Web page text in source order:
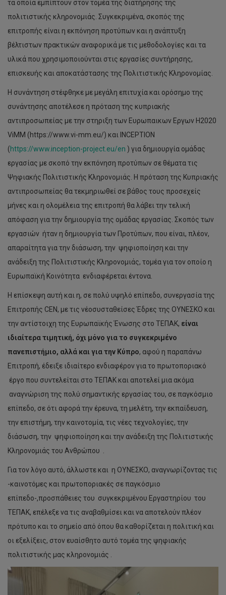
τα οποία εμπίπτουν στον τομέα της διατήρησης της
πολιτιστικής κληρονομιάς. Συγκεκριμένα, σκοπός της
επιτροπής είναι η εκπόνηση προτύπων και η ανάπτυξη
βέλτιστων πρακτικών αναφορικά με τις μεθοδολογίες και τα
υλικά που χρησιμοποιούνται στις εργασίες συντήρησης,
επισκευής και αποκατάστασης της Πολιτιστικής Κληρονομίας.
H συνάντηση στέφθηκε με μεγάλη επιτυχία και ορόσημο της
συνάντησης αποτέλεσε η πρόταση της κυπριακής
αντιπροσωπείας με την στηριξη των Ευρωπαικων Εργων H2020
ViMM (https://www.vi-mm.eu/) και INCEPTION
(https://www.inception-project.eu/en ) για δημιουργία ομάδας
εργασίας με σκοπό την εκπόνηση προτύπων σε θέματα τις
Ψηφιακής Πολιτιστικής Κληρονομιάς. Η πρόταση της Κυπριακής
αντιπροσωπείας θα τεκμηριωθεί σε βάθος τους προσεχείς
μήνες και η ολομέλεια της επιτροπή θα λάβει την τελική
απόφαση για την δημιουργία της ομάδας εργασίας. Σκοπός των
εργασιών ήταν η δημιουργία των Προτύπων, που είναι, πλέον,
απαραίτητα για την διάσωση, την ψηφιοποίηση και την
ανάδειξη της Πολιτιστικής Κληρονομιάς, τομέα για τον οποίο η
Ευρωπαϊκή Κοινότητα ενδιαφέρεται έντονα.
Η επίσκεψη αυτή και η, σε πολύ υψηλό επίπεδο, συνεργασία της
Επιτροπής CEN, με τις νέοσυσταθείσες Έδρες της ΟΥΝΕΣΚΟ και
την αντίστοιχη της Ευρωπαϊκής Ένωσης στο ΤΕΠΑΚ, είναι
ιδιαίτερα τιμητική, όχι μόνο για το συγκεκριμένο
πανεπιστήμιο, αλλά και για την Κύπρο, αφού η παραπάνω
Επιτροπή, έδειξε ιδιαίτερο ενδιαφέρον για το πρωτοποριακό
έργο που συντελείται στο ΤΕΠΑΚ και αποτελεί μια ακόμα
αναγνώριση της πολύ σημαντικής εργασίας του, σε παγκόσμιο
επίπεδο, σε ότι αφορά την έρευνα, τη μελέτη, την εκπαίδευση,
την επιστήμη, την καινοτομία, τις νέες τεχνολογίες, την
διάσωση, την ψηφιοποίηση και την ανάδειξη της Πολιτιστικής
Κληρονομιάς του Ανθρώπου .
Για τον λόγο αυτό, άλλωστε και η ΟΥΝΕΣΚΟ, αναγνωρίζοντας τις
-καινοτόμες και πρωτοποριακές σε παγκόσμιο
επίπεδο-,προσπάθειες του συγκεκριμένου Εργαστηρίου του
ΤΕΠΑΚ, επέλεξε να τις αναβαθμίσει και να αποτελούν πλέον
πρότυπο και το σημείο από όπου θα καθορίζεται η πολιτική και
οι εξελίξεις, στον ευαίσθητο αυτό τομέα της ψηφιακής
πολιτιστικής μας κληρονομιάς .